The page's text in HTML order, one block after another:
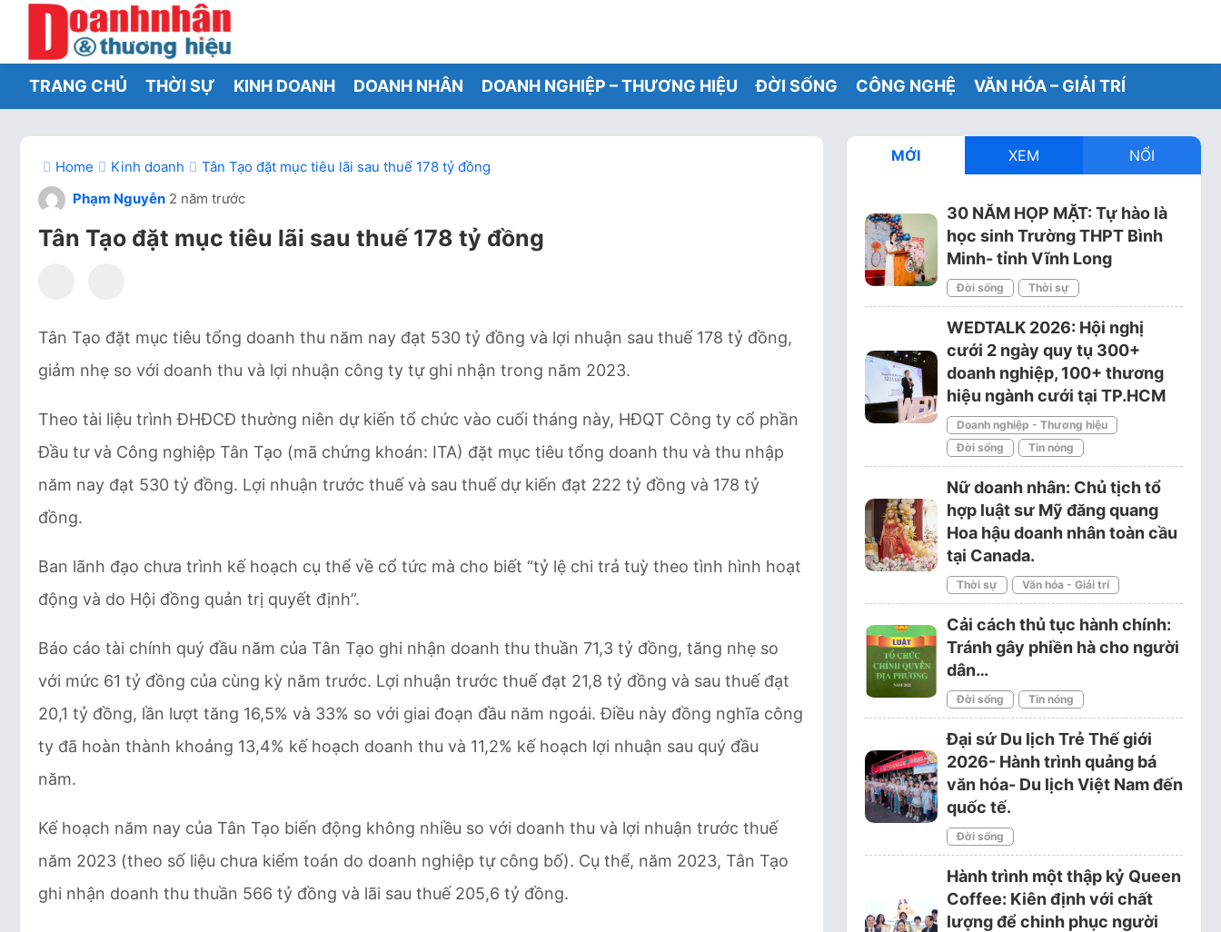
TRANG CHỦ THỜI SỰ KINH DOANH DOANH NHÂN DOANH NGHIỆP – THƯƠNG HIỆU ĐỜI SỐNG CÔNG NGHỆ VĂN HÓA – GIẢI TRÍ
Home Kinh doanh
Tân Tạo đặt mục tiêu lãi sau thuế 178 tỷ đồng
Phạm Nguyễn 2 năm trước
Tân Tạo đặt mục tiêu lãi sau thuế 178 tỷ đồng
Tân Tạo đặt mục tiêu tổng doanh thu năm nay đạt 530 tỷ đồng và lợi nhuận sau thuế 178 tỷ đồng,
giảm nhẹ so với doanh thu và lợi nhuận công ty tự ghi nhận trong năm 2023.
Theo tài liệu trình ĐHĐCĐ thường niên dự kiến tổ chức vào cuối tháng này, HĐQT Công ty cổ phần
Đầu tư và Công nghiệp Tân Tạo (mã chứng khoán: ITA) đặt mục tiêu tổng doanh thu và thu nhập
năm nay đạt 530 tỷ đồng. Lợi nhuận trước thuế và sau thuế dự kiến đạt 222 tỷ đồng và 178 tỷ
đồng.
Ban lãnh đạo chưa trình kế hoạch cụ thể về cổ tức mà cho biết “tỷ lệ chi trả tuỳ theo tình hình hoạt
động và do Hội đồng quản trị quyết định”.
Báo cáo tài chính quý đầu năm của Tân Tạo ghi nhận doanh thu thuần 71,3 tỷ đồng, tăng nhẹ so
với mức 61 tỷ đồng của cùng kỳ năm trước. Lợi nhuận trước thuế đạt 21,8 tỷ đồng và sau thuế đạt
20,1 tỷ đồng, lần lượt tăng 16,5% và 33% so với giai đoạn đầu năm ngoái. Điều này đồng nghĩa công
ty đã hoàn thành khoảng 13,4% kế hoạch doanh thu và 11,2% kế hoạch lợi nhuận sau quý đầu
năm.
Kế hoạch năm nay của Tân Tạo biến động không nhiều so với doanh thu và lợi nhuận trước thuế
năm 2023 (theo số liệu chưa kiểm toán do doanh nghiệp tự công bố). Cụ thể, năm 2023, Tân Tạo
ghi nhận doanh thu thuần 566 tỷ đồng và lãi sau thuế 205,6 tỷ đồng.
MỚI XEM NỔI
30 NĂM HỌP MẶT: Tự hào là
học sinh Trường THPT Bình
Minh- tỉnh Vĩnh Long
Đời sống Thời sự
WEDTALK 2026: Hội nghị
cưới 2 ngày quy tụ 300+
doanh nghiệp, 100+ thương
hiệu ngành cưới tại TP.HCM
Doanh nghiệp - Thương hiệu
Đời sống
Tin nóng
Nữ doanh nhân: Chủ tịch tổ
hợp luật sư Mỹ đăng quang
Hoa hậu doanh nhân toàn cầu
tại Canada.
Thời sự Văn hóa - Giải trí
Cải cách thủ tục hành chính:
Tránh gây phiền hà cho người
dân…
Đời sống Tin nóng
Đại sứ Du lịch Trẻ Thế giới
2026- Hành trình quảng bá
văn hóa- Du lịch Việt Nam đến
quốc tế.
Đời sống
Hành trình một thập kỷ Queen
Coffee: Kiên định với chất
lượng để chinh phục người